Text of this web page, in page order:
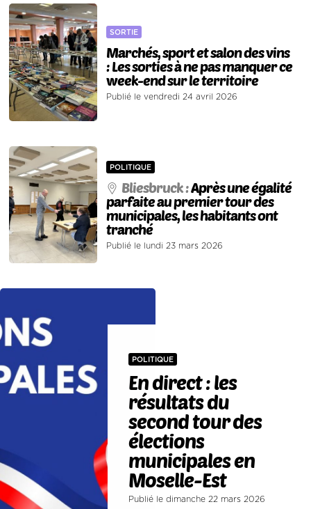
SORTIE
Marchés, sport et salon des vins
: Les sorties à ne pas manquer ce
week-end sur le territoire
Publié le vendredi 24 avril 2026
POLITIQUE
Bliesbruck :Après une égalité
parfaite au premier tour des
municipales, les habitants ont
tranché
Publié le lundi 23 mars 2026
POLITIQUE
En direct : les
résultats du
second tour des
élections
municipales en
Moselle-Est
Publié le dimanche 22 mars 2026